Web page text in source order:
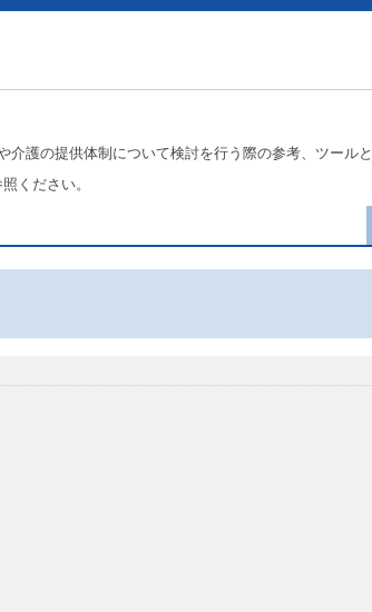
護の提供体制について検討を行う際の参考、ツール
ください。